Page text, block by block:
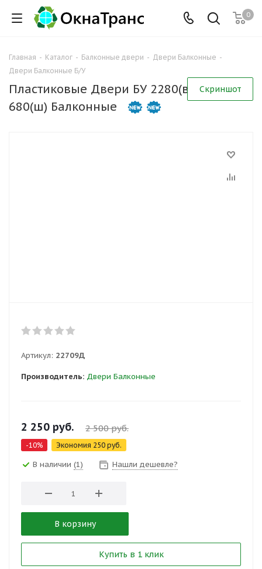
0
Главная - Каталог - Балконные двери - Двери Балконные -
Двери Балконные Б/У
Скриншот
Пластиковые Двери БУ 2280(в) х
680(ш) Балконные
Артикул: 22709Д
Производитель: Двери Балконные
2 250 руб. 2 500руб.
-10% Экономия 250 руб.
В наличии (1) Нашли дешевле?
В корзину
Купить в 1 клик